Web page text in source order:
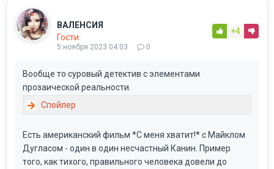
ВАЛЕНСИЯ
Гости
5 ноября 2023 04:03 0
+4
Вообще то суровый детектив с элементами
прозаической реальности.
Есть американский фильм *С меня хватит!* с Майклом
Дугласом - один в один несчастный Канин. Пример
того, как тихого, правильного человека довели до